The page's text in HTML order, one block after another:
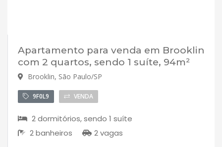
Apartamento para venda em Brooklin
com 2 quartos, sendo 1 suíte, 94m²
Brooklin, São Paulo/SP
9F0L9 VENDA
2 dormitórios, sendo 1 suíte
2 banheiros
2 vagas